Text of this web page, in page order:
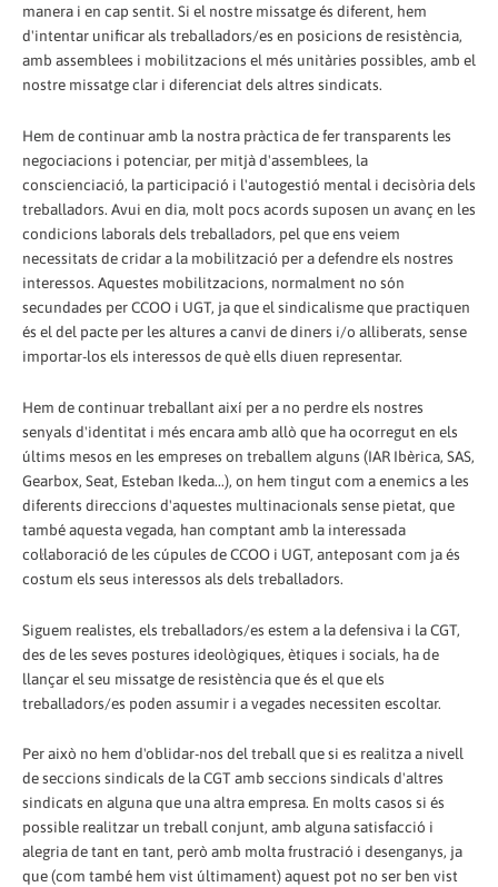
manera i en cap sentit. Si el nostre missatge és diferent, hem
d'intentar unificar als treballadors/es en posicions de resistència,
amb assemblees i mobilitzacions el més unitàries possibles, amb el
nostre missatge clar i diferenciat dels altres sindicats.
Hem de continuar amb la nostra pràctica de fer transparents les
negociacions i potenciar, per mitjà d'assemblees, la
conscienciació, la participació i l'autogestió mental i decisòria dels
treballadors. Avui en dia, molt pocs acords suposen un avanç en les
condicions laborals dels treballadors, pel que ens veiem
necessitats de cridar a la mobilització per a defendre els nostres
interessos. Aquestes mobilitzacions, normalment no són
secundades per CCOO i UGT, ja que el sindicalisme que practiquen
és el del pacte per les altures a canvi de diners i/o alliberats, sense
importar-los els interessos de què ells diuen representar.
Hem de continuar treballant així per a no perdre els nostres
senyals d'identitat i més encara amb allò que ha ocorregut en els
últims mesos en les empreses on treballem alguns (IAR Ibèrica, SAS,
Gearbox, Seat, Esteban Ikeda...), on hem tingut com a enemics a les
diferents direccions d'aquestes multinacionals sense pietat, que
també aquesta vegada, han comptant amb la interessada
col·laboració de les cúpules de CCOO i UGT, anteposant com ja és
costum els seus interessos als dels treballadors.
Siguem realistes, els treballadors/es estem a la defensiva i la CGT,
des de les seves postures ideològiques, ètiques i socials, ha de
llançar el seu missatge de resistència que és el que els
treballadors/es poden assumir i a vegades necessiten escoltar.
Per això no hem d'oblidar-nos del treball que si es realitza a nivell
de seccions sindicals de la CGT amb seccions sindicals d'altres
sindicats en alguna que una altra empresa. En molts casos si és
possible realitzar un treball conjunt, amb alguna satisfacció i
alegria de tant en tant, però amb molta frustració i desenganys, ja
que (com també hem vist últimament) aquest pot no ser ben vist